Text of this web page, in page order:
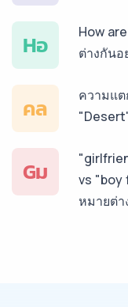
บริการรั
Hอ
How
ต่างกันอ
คล
ความแ
Gม
vs "boy
หมายต่า